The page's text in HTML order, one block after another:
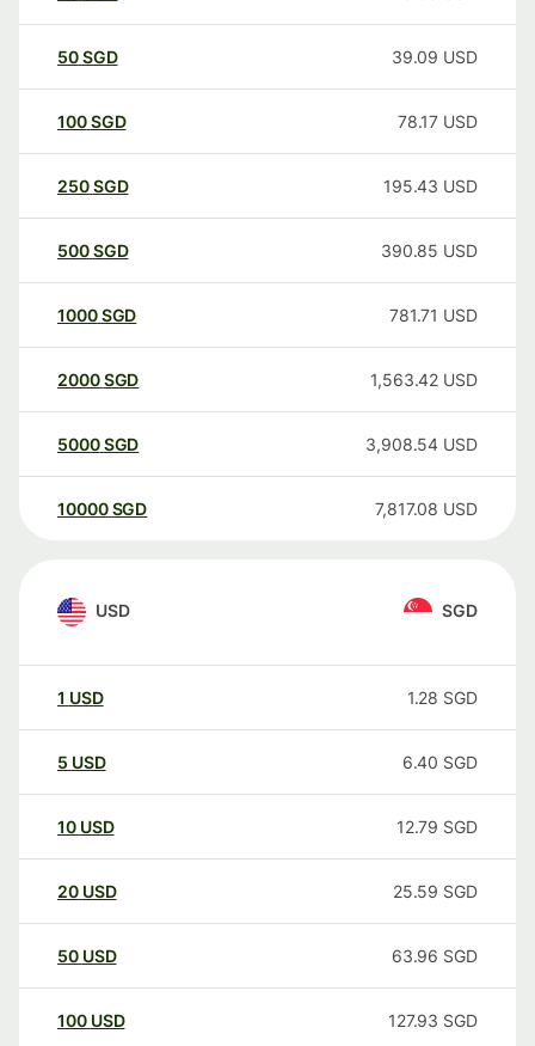
50SGD 39.09 USD
100SGD 78.17 USD
250SGD 195.43 USD
500SGD 390.85 USD
1000SGD 781.71 USD
2000SGD 1,563.42 USD
5000SGD 3,908.54 USD
10000 SGD 7,817.08 USD
USD SGD
1 USD 1.28 SGD
5 USD 6.40 SGD
10 USD 12.79 SGD
20 USD 25.59 SGD
50 USD 63.96 SGD
100 USD 127.93 SGD